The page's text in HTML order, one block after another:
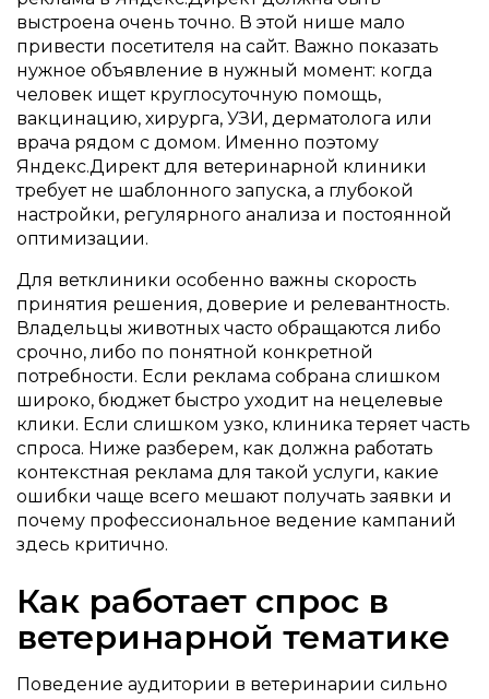
выстроена очень точно. В этой нише мало
привести посетителя на сайт. Важно показать
нужное объявление в нужный момент: когда
человек ищет круглосуточную помощь,
вакцинацию, хирурга, УЗИ, дерматолога или
врача рядом с домом. Именно поэтому
Яндекс.Директ для ветеринарной клиники
требует не шаблонного запуска, а глубокой
настройки, регулярного анализа и постоянной
оптимизации.
Для ветклиники особенно важны скорость
принятия решения, доверие и релевантность.
Владельцы животных часто обращаются либо
срочно, либо по понятной конкретной
потребности. Если реклама собрана слишком
широко, бюджет быстро уходит на нецелевые
клики. Если слишком узко, клиника теряет часть
спроса. Ниже разберем, как должна работать
контекстная реклама для такой услуги, какие
ошибки чаще всего мешают получать заявки и
почему профессиональное ведение кампаний
здесь критично.
Как работает спрос в
ветеринарной тематике
Поведение аудитории в ветеринарии сильно